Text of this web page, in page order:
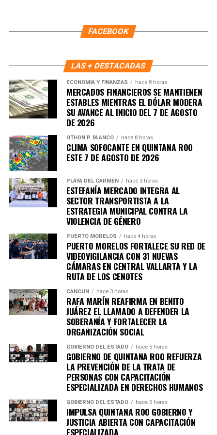
5. UE y Mercosur ultiman detalles
para firmar acuerdo histórico
Representantes de Brasil, Argentina, Paraguay y Uruguay
se reunieron con autoridades europeas para cerrar los
últimos puntos delacuerdo comercial UE–Mercosur
cuya firma está prevista para mañana. El pacto es
considerado uno de los más amplios de la última década.
6. Inundaciones dejan más de cien
muertos en el sur de África
Lluvias torrenciales provocaron
en Mozambique, Sudáfrica y Zimbabue, dejando más de
100 fallecidos y miles de viviendas destruidas. Equipos
de rescate continúan trabajando en zonas incomunicadas.
7. Uganda vive jornada violenta tras
arresto de Bobi Wine
Al menos siete personas murieron en enfrentamientos
detención del líder opositorBobi Wine, trasladado en
helicóptero a un destino no revelado. Organizaciones
internacionales expresaron preocupación por el clima
8. Expresidente surcoreano Yoon
Suk Yeol es condenado a cinco años
cinco años de prisión por obstrucción de justicia
relacionada con la declaración de ley marcial en 2024. La
defensa anunció que apelará el fallo.
FACEBOOK
LAS + DESTACADAS
ECONOMÍA Y FINANZAS hace 8 horas
MERCADOS FINANCIEROS SE MANTIENEN
ESTABLES MIENTRAS EL DÓLAR MODERA
SU AVANCE AL INICIO DEL 7 DE AGOSTO
DE 2026
OTHON P. BLANCO hace 8 horas
CLIMA SOFOCANTE EN QUINTANA ROO
ESTE 7 DE AGOSTO DE 2026
PLAYA DEL CARMEN hace 3 horas
ESTEFANÍA MERCADO INTEGRA AL
SECTOR TRANSPORTISTA A LA
ESTRATEGIA MUNICIPAL CONTRA LA
VIOLENCIA DE GÉNERO
PUERTO MORELOS hace 4 horas
PUERTO MORELOS FORTALECE SU RED DE
VIDEOVIGILANCIA CON 31 NUEVAS
CÁMARAS EN CENTRAL VALLARTA Y LA
RUTA DE LOS CENOTES
CANCÚN hace 3 horas
RAFA MARÍN REAFIRMA EN BENITO
JUÁREZ EL LLAMADO A DEFENDER LA
SOBERANÍA Y FORTALECER LA
ORGANIZACIÓN SOCIAL
GOBIERNO DEL ESTADO hace 5 horas
GOBIERNO DE QUINTANA ROO REFUERZA
LA PREVENCIÓN DE LA TRATA DE
PERSONAS CON CAPACITACIÓN
ESPECIALIZADA EN DERECHOS HUMANOS
GOBIERNO DEL ESTADO hace 5 horas
IMPULSA QUINTANA ROO GOBIERNO Y
JUSTICIA ABIERTA CON CAPACITACIÓN
ESPECIALIZADA